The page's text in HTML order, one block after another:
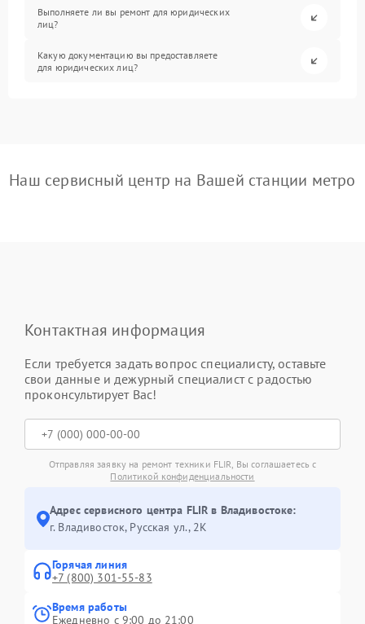
Выполняете ли вы ремонт для юридических
лиц?
Какую документацию вы предоставляете
для юридических лиц?
Наш сервисный центр на Вашей станции метро
Контактная информация
Если требуется задать вопрос специалисту, оставьте
свои данные и дежурный специалист с радостью
проконсультирует Вас!
Отправляя заявку на ремонт техники FLIR, Вы соглашаетесь с
Политикой конфиденциальности
Адрес сервисного центра FLIR в Владивостоке:
г. Владивосток, Русская ул., 2К
Горячая линия
+7 (800) 301-55-83
Время работы
Ежедневно с 9:00 до 21:00